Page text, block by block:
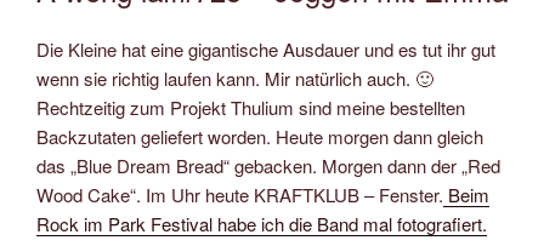
Die Kleine hat eine gigantische Ausdauer und es tut ihr gut
wenn sie richtig laufen kann. Mir natürlich auch. 🙂
Rechtzeitig zum Projekt Thulium sind meine bestellten
Backzutaten geliefert worden. Heute morgen dann gleich
das „Blue Dream Bread“ gebacken. Morgen dann der „Red
Wood Cake“. Im Uhr heute KRAFTKLUB – Fenster. Beim
Rock im Park Festival habe ich die Band mal fotografiert.